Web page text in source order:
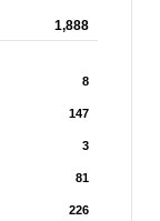
1,888
8
147
3
81
226